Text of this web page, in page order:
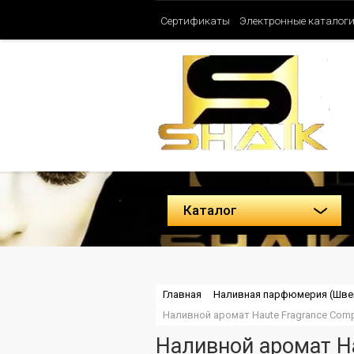
Сертификаты Электронные каталоги
Таблица ароматов SHAIK (Женские)
Политика конфиденциальности
Каталог
Главная
Наливная парфюмерия
Наливной аромат Haute Fragrance
Наливной аромат